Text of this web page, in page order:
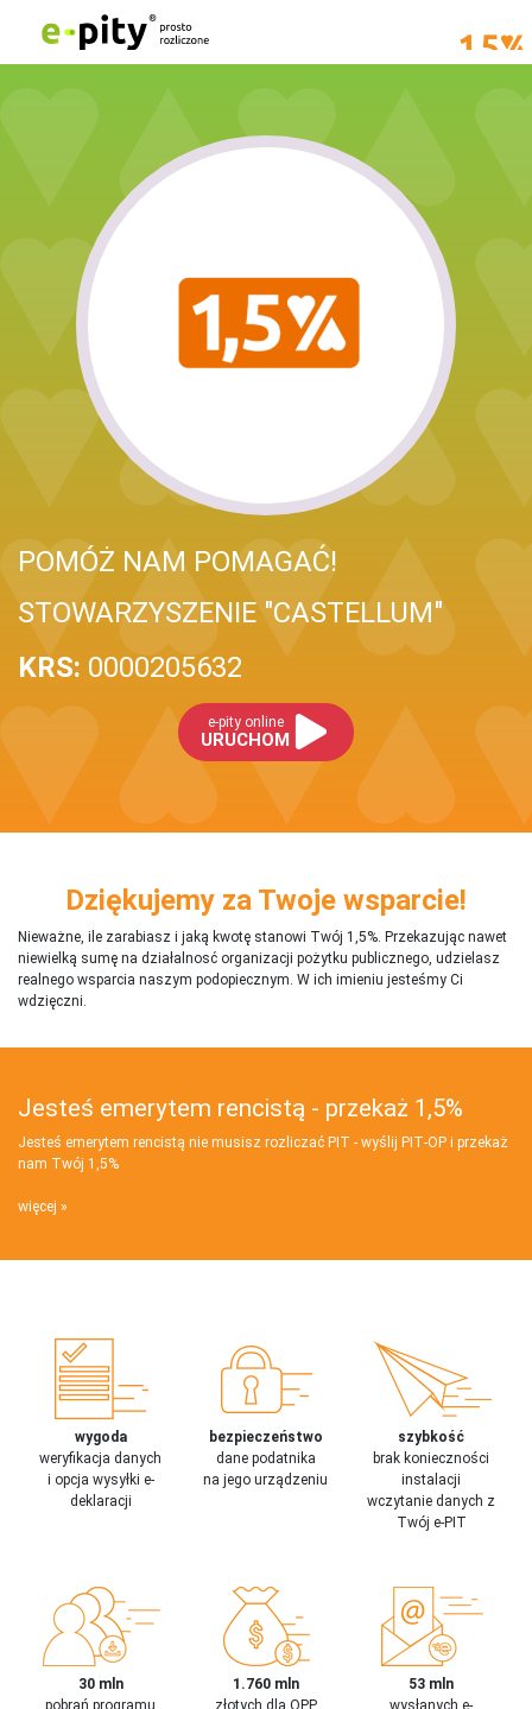
POMÓŻ NAM POMAGAĆ!
STOWARZYSZENIE "CASTELLUM"
KRS: 0000205632
e-pity online
URUCHOM
Dziękujemy za Twoje wsparcie!
Nieważne, ile zarabiasz i jaką kwotę stanowi Twój 1,5%. Przekazując nawet
niewielką sumę na działalnosć organizacji pożytku publicznego, udzielasz
realnego wsparcia naszym podopiecznym. W ich imieniu jesteśmy Ci
wdzięczni.
Jesteś emerytem rencistą - przekaż 1,5%
Jesteś emerytem rencistą nie musisz rozliczać PIT - wyślij PIT‑OP i przekaż
nam Twój 1,5%
więcej
wygoda
weryfikacja danych
i opcja wysyłki e-
deklaracji
bezpieczeństwo
dane podatnika
na jego urządzeniu
szybkość
brak konieczności
instalacji
wczytanie danych z
Twój e-PIT
30 mln
pobrań programu
1.760 mln
złotych dla OPP
53 mln
wysłanych e-